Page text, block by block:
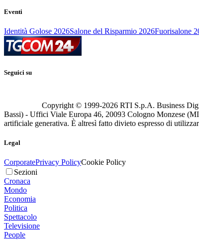
Eventi
Identità Golose 2026Salone del Risparmio 2026Fuorisalone
Seguici su
Copyright © 1999-2026 RTI S.p.A. Business
Bassi) - Uffici Viale Europa 46, 20093 Cologno Monzese
artificiale generativa. È altresì fatto divieto espresso di
Legal
CorporatePrivacy PolicyCookie Policy
Sezioni
Cronaca
Mondo
Economia
Politica
Spettacolo
Televisione
People